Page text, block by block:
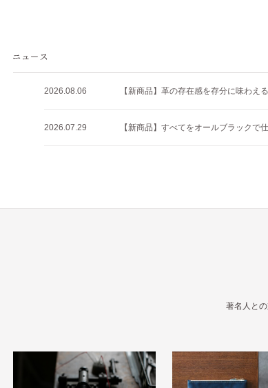
2026.08.06 【新商品】革の存在感を存分に味わえ
2026.07.29 【新商品】すべてをオールブラックで
著名人と